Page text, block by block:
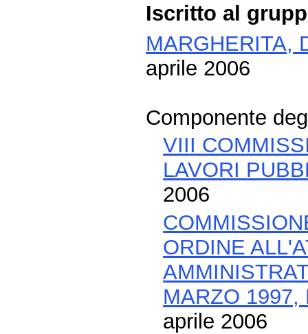
Iscritto al
MARGHERITA,
aprile 2006
Componente
VIII
LAVORI
2006
ORDINE
MARZO 1997,
aprile 2006